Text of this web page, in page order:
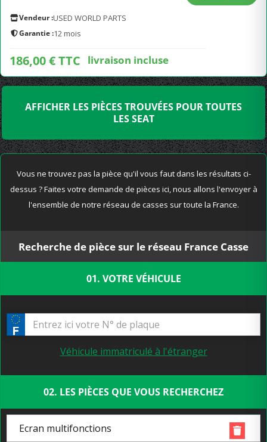
Vendeur :USED WORLD PARTS
Garantie :12 mois
186,00 € TTC livraison incluse
AFFICHER LES PIÈCES TROUVÉES POUR TOUTES
LES SEAT
Vous ne trouvez pas la pièce qu'il vous faut dans les résultats ci-
dessus ? Faites votre demande de pièces ici, nous allons l'envoyer à
l'ensemble de notre réseau de casses sur toute la France.
Recherche de pièce sur le réseau France Casse
01. VOTRE VÉHICULE
Véhicule immatriculé à l'étranger
02. LES PIÈCES QUE VOUS RECHERCHEZ
Ecran multifonctions